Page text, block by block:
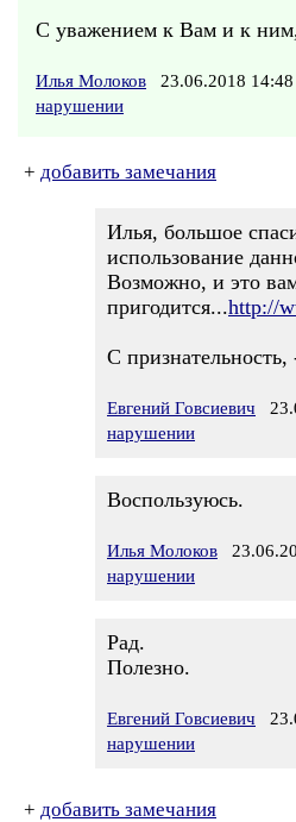
С уважением к Вам и к
Илья Молоков 23.06.2018
нарушении
+ добавить замечания
Илья, большое
использование
Возможно, и это
пригодится...http://
С признательность,
Евгений Говсиевич
нарушении
Воспользуюсь.
Илья Молоков
нарушении
Рад.
Полезно.
Евгений Говсиевич
нарушении
+ добавить замечания